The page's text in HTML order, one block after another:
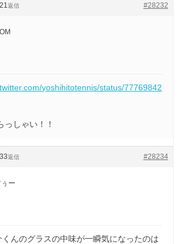
#28232
返信
yoshihitotennis/status/77769842
っしゃい！！
#28234
返信
ー
くんのグラスの中味が一瞬気になったのは